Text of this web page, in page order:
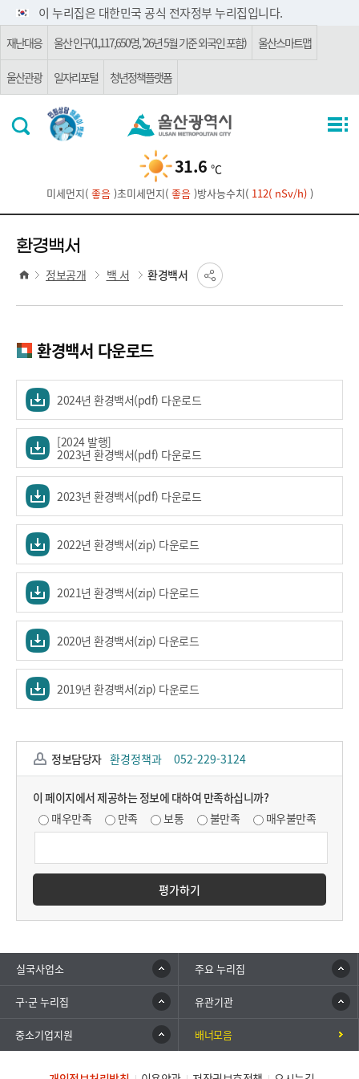
주요 메뉴로 건너뛰기
본문으로가기이 누리집은 대한민국 공식 전자정부 누리집입니다.
재난대응 울산 인구(1,117,650명, '26년 5월 기준 외국인 포함) 울산스마트맵
울산관광 일자리포털 청년정책플랫폼
31.6 ℃
미세먼지( 좋음)초미세먼지( 좋음)방사능수치(112( nSv/h) )
환경백서
정보공개 백 서 환경백서
환경백서 다운로드
2024년 환경백서(pdf) 다운로드
[2024 발행]
2023년 환경백서(pdf) 다운로드
2023년 환경백서(pdf) 다운로드
2022년 환경백서(zip) 다운로드
2021년 환경백서(zip) 다운로드
2020년 환경백서(zip) 다운로드
2019년 환경백서(zip) 다운로드
정보담당자 환경정책과 052-229-3124
이 페이지에서 제공하는 정보에 대하여 만족하십니까?
매우만족
만족 보통 불만족 매우불만족
평가하기
실국사업소 주요 누리집
구·군 누리집 유관기관
중소기업지원 배너모음